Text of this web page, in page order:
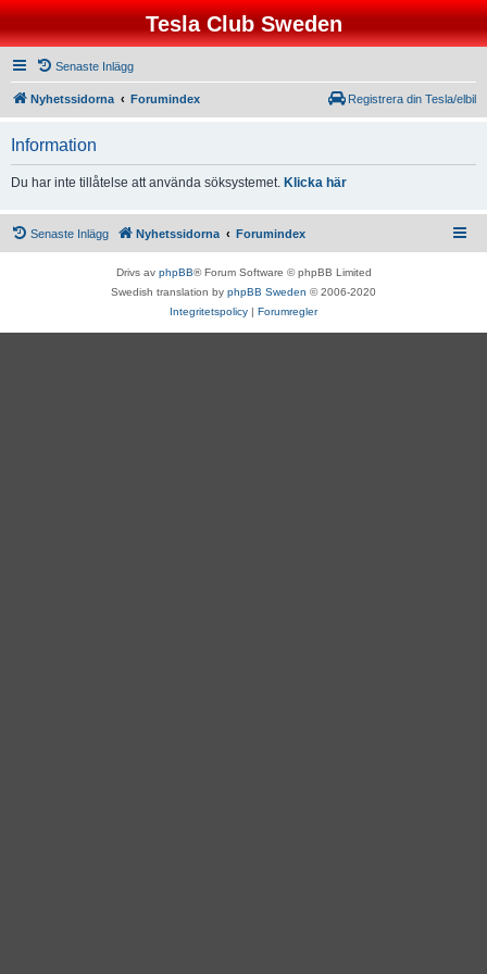
Tesla Club Sweden
Senaste Inlägg
Nyhetssidorna Forumindex Registrera din Tesla/elbil
Information
Du har inte tillåtelse att använda söksystemet. Klicka här
Senaste Inlägg Nyhetssidorna Forumindex
Drivs av phpBB® Forum Software © phpBB Limited
Swedish translation by phpBB Sweden © 2006-2020
Integritetspolicy | Forumregler